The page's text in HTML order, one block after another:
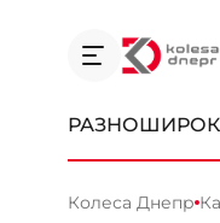
Колеса Днепр